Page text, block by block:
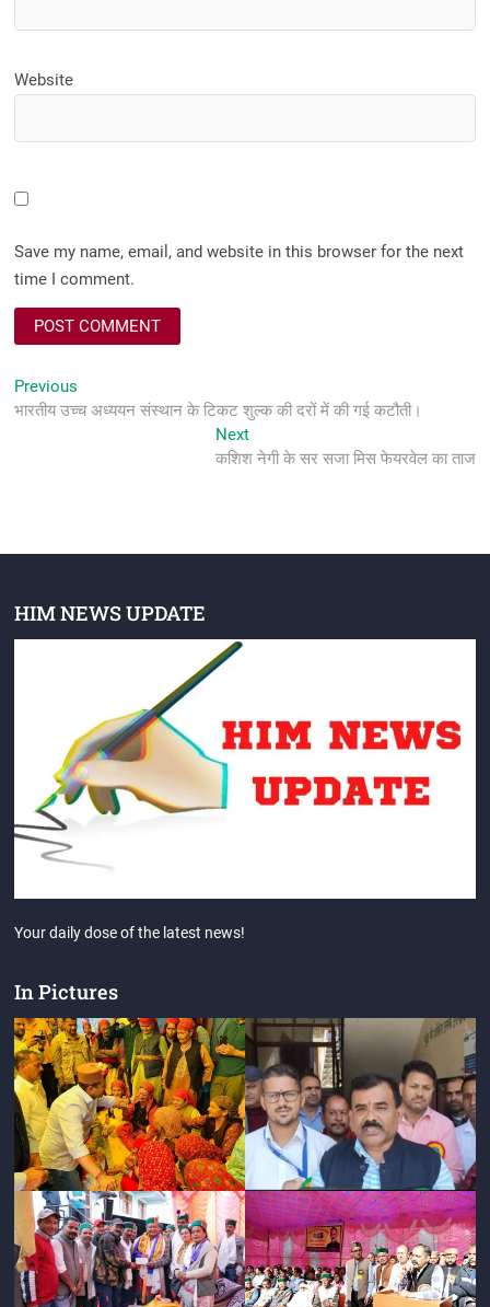
Website
Save my name, email, and website in this browser for the next
time I comment.
Post
navigation
Previous
post:
भारतीय उच्च अध्ययन संस्थान के टिकट शुल्क की दरों में की गई कटौती।
NextNext
post:
कशिश नेगी के सर सजा मिस फेयरवेल का ताज
HIM NEWS UPDATE
Your daily dose of the latest news!
In Pictures